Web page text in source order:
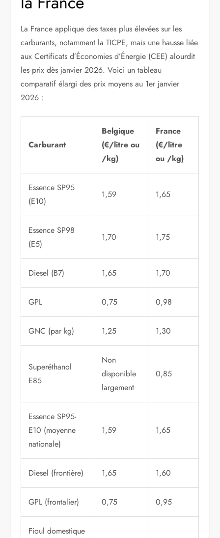
La France applique des taxes plus élevées sur les
carburants, notamment la TICPE, mais une hausse liée
aux Certificats d’Économies d’Énergie (CEE) alourdit
les prix dès janvier 2026. Voici un tableau
comparatif élargi des prix moyens au 1er janvier
2026 :
Carburant
Belgique
(€/litre ou
/kg)
France
(€/litre
ou /kg)
Essence SP95
(E10)
1,59 1,65
Essence SP98
(E5)
1,70 1,75
Diesel (B7) 1,65 1,70
GPL 0,75 0,98
GNC (par kg) 1,25 1,30
Superéthanol
E85
Non
disponible
largement
0,85
Essence SP95-
E10 (moyenne
nationale)
1,59 1,65
Diesel (frontière) 1,65 1,60
GPL (frontalier) 0,75 0,95
Fioul domestique